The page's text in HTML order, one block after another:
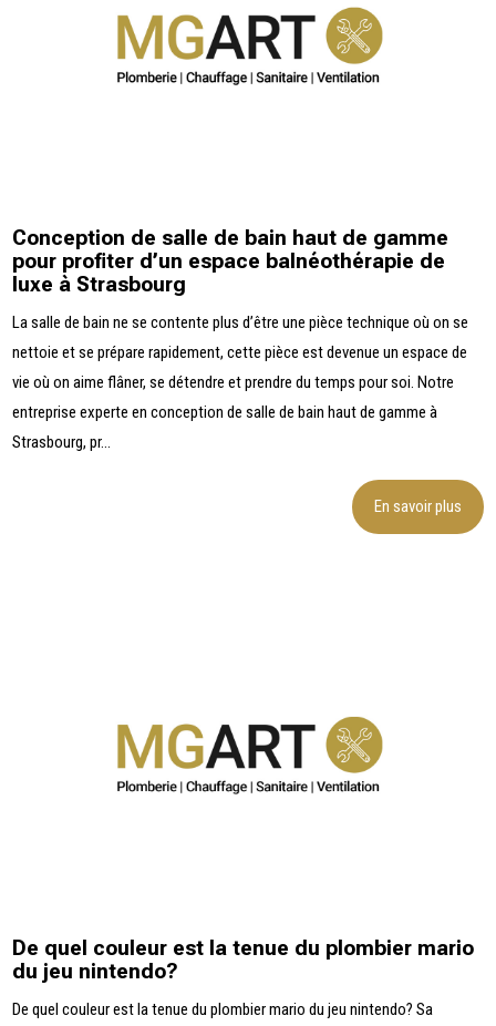
Conception de salle de bain haut de gamme
pour profiter d’un espace balnéothérapie de
luxe à Strasbourg
La salle de bain ne se contente plus d’être une pièce technique où on se
nettoie et se prépare rapidement, cette pièce est devenue un espace de
vie où on aime flâner, se détendre et prendre du temps pour soi. Notre
entreprise experte en conception de salle de bain haut de gamme à
Strasbourg, pr...
En savoir plus
De quel couleur est la tenue du plombier mario
du jeu nintendo?
De quel couleur est la tenue du plombier mario du jeu nintendo? Sa